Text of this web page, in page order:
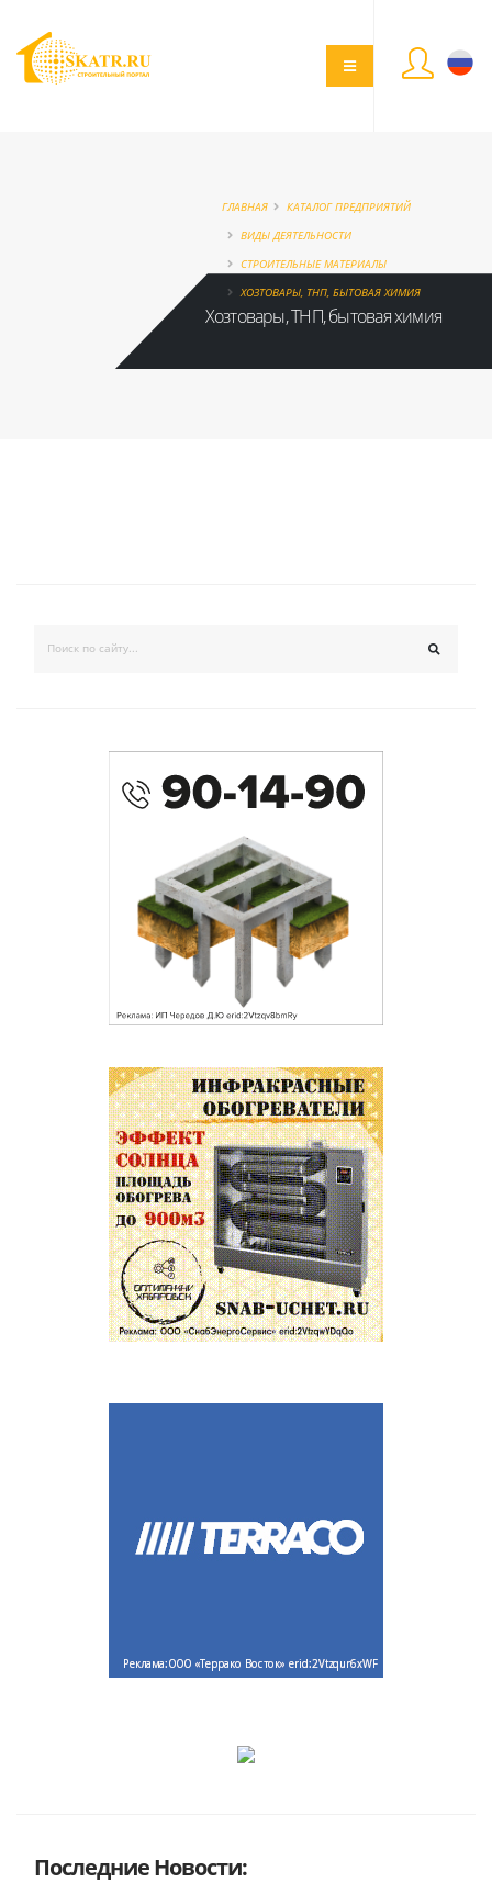
ГЛАВНАЯ
КАТАЛОГ ПРЕДПРИЯТИЙ
ВИДЫ ДЕЯТЕЛЬНОСТИ
СТРОИТЕЛЬНЫЕ МАТЕРИАЛЫ
ХОЗТОВАРЫ, ТНП, БЫТОВАЯ ХИМИЯ
Хозтовары, ТНП, бытовая химия
Последние Новости: